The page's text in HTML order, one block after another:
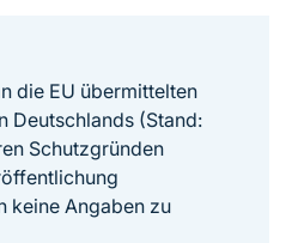
die EU übermittelten
Deutschlands (Stand:
Schutzgründen
keine Angaben zu